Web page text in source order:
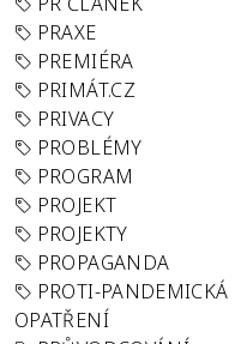
PRAXE
PREMIÉRA
PRIMÁT.CZ
PRIVACY
PROBLÉMY
PROGRAM
PROJEKT
PROJEKTY
PROPAGANDA
PROTI-PANDEMICKÁ
OPATŘENÍ